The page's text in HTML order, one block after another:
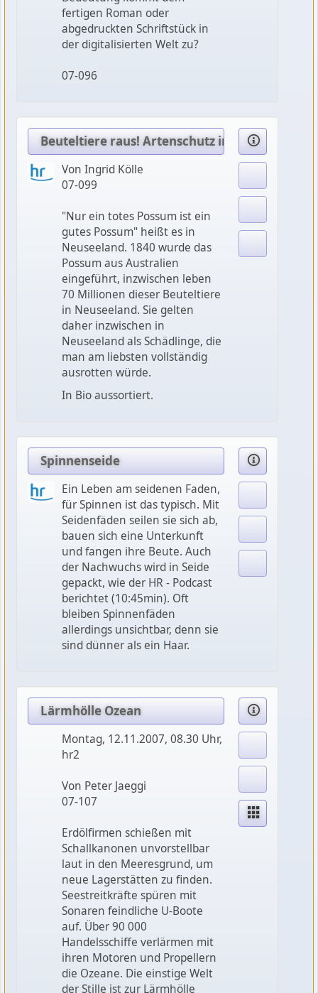
fertigen Roman oder
abgedruckten Schriftstück in
der digitalisierten Welt zu?
07-096
Beuteltiere raus! Artenschutz in Neuseeland
Von Ingrid Kölle
07-099
"Nur ein totes Possum ist ein
gutes Possum" heißt es in
Neuseeland. 1840 wurde das
Possum aus Australien
eingeführt, inzwischen leben
70 Millionen dieser Beuteltiere
in Neuseeland. Sie gelten
daher inzwischen in
Neuseeland als Schädlinge, die
man am liebsten vollständig
ausrotten würde.
In Bio aussortiert.
Spinnenseide
Ein Leben am seidenen Faden,
für Spinnen ist das typisch. Mit
Seidenfäden seilen sie sich ab,
bauen sich eine Unterkunft
und fangen ihre Beute. Auch
der Nachwuchs wird in Seide
gepackt, wie der HR - Podcast
berichtet (10:45min). Oft
bleiben Spinnenfäden
allerdings unsichtbar, denn sie
sind dünner als ein Haar.
Lärmhölle Ozean
Montag, 12.11.2007, 08.30 Uhr,
hr2
Von Peter Jaeggi
07-107
Erdölfirmen schießen mit
Schallkanonen unvorstellbar
laut in den Meeresgrund, um
neue Lagerstätten zu finden.
Seestreitkräfte spüren mit
Sonaren feindliche U-Boote
auf. Über 90 000
Handelsschiffe verlärmen mit
ihren Motoren und Propellern
die Ozeane. Die einstige Welt
der Stille ist zur Lärmhölle